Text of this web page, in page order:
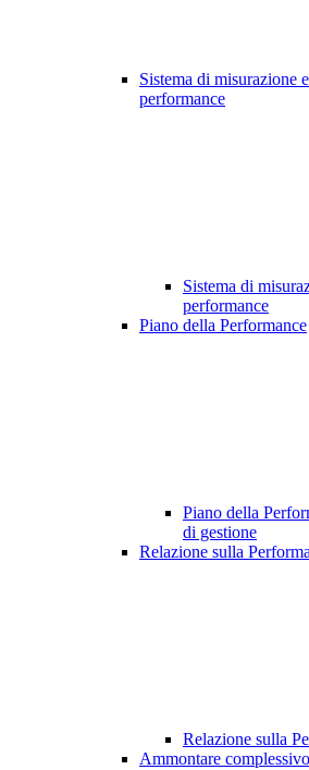
Sistema di misurazione
performance
Sistema di
performance
Piano della Performance
Piano della
di gestione
Relazione sulla
Relazione sulla
Ammontare